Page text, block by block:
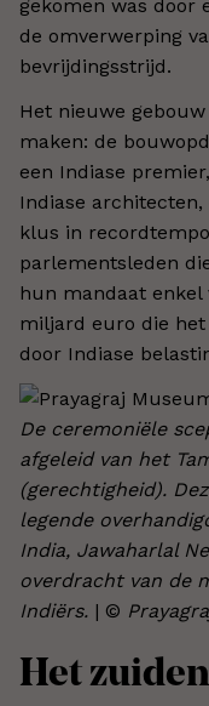
gekomen was door
de omverwerping
bevrijdingsstrijd.
Het nieuwe
maken: de
een Indiase
Indiase
klus in
parlementsleden
hun mandaat enkel
miljard euro die het
door Indiase
De ceremoniële
afgeleid van het
(gerechtigheid).
legende
India, Jawaharlal
overdracht van de
Indiërs. | ©
Het